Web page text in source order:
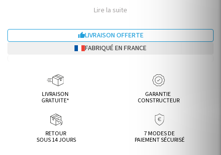
Lire la suite
LIVRAISON OFFERTE
FABRIQUÉ EN FRANCE
LIVRAISON
GRATUITE*
GARANTIE
CONSTRUCTEUR
RETOUR
SOUS 14 JOURS
7 MODES DE
PAIEMENT SÉCURISÉ